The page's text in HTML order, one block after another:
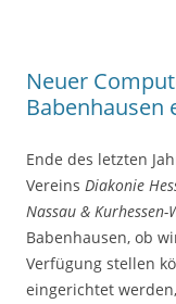
Neuer
Babenhausen
Ende des letzten
Vereins Diakonie
Nassau & Kurhessen-
Babenhausen, ob
Verfügung stellen
eingerichtet